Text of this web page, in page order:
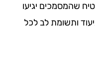
יגיעו
ותשומת לב לכל